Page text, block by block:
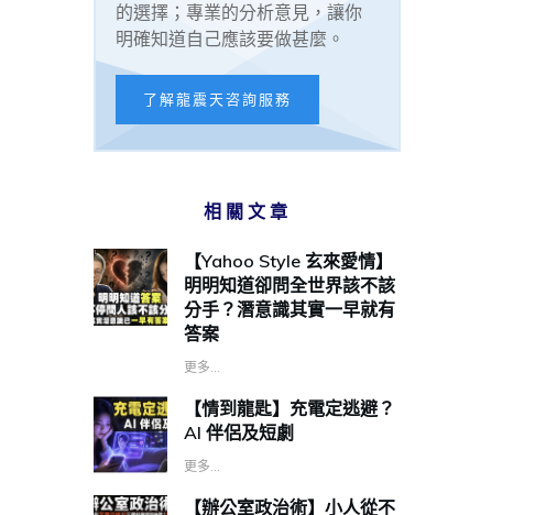
的選擇；專業的分析意見，讓你
明確知道自己應該要做甚麼。
了解龍震天咨詢服務
相關文章
【Yahoo Style 玄來愛情】
明明知道卻問全世界該不該
分手？潛意識其實一早就有
答案
更多...
【情到龍匙】充電定逃避？
AI 伴侶及短劇
更多...
【辦公室政治術】小人從不